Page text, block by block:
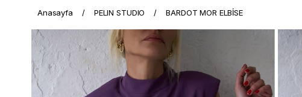
Anasayfa PELIN STUDIO BARDOT MOR ELBİSE